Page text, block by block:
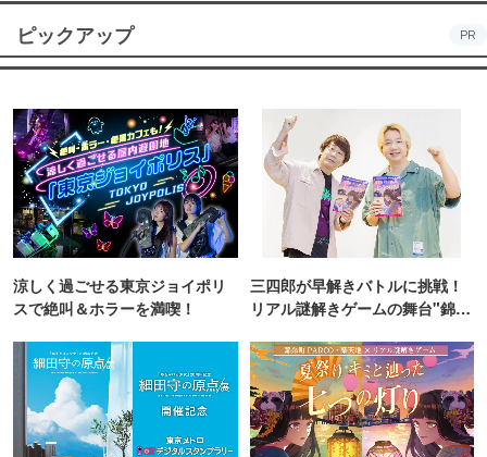
ピックアップ PR
涼しく過ごせる東京ジョイポリ
スで絶叫＆ホラーを満喫！
三四郎が早解きバトルに挑戦！
リアル謎解きゲームの舞台"錦糸